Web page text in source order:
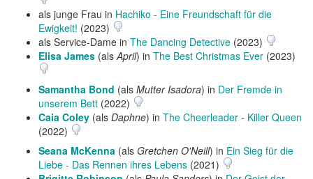
als junge Frau in Hachiko - Eine Freundschaft für die
Ewigkeit! (2023)
als Service-Dame in The Dancing Detective (2023)
Elisa James (alsApril) in The Best Christmas Ever (2023)
Samantha Bond (als Mutter Isadora) in Der Fremde in
unserem Bett (2022)
Caia Coley (als Daphne) in The Cheerleader - Killer Queen
(2022)
Seana McKenna (als Gretchen O'Neill) in Ein Sieg für die
Liebe - Das Rennen ihres Lebens (2021)